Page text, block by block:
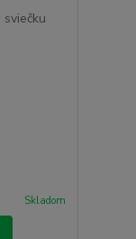
Skladom